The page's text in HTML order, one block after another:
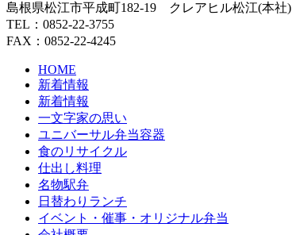
島根県松江市平成町182-19 クレアヒル松江(本社)
TEL：0852-22-3755
FAX：0852-22-4245
HOME
新着情報
新着情報
一文字家の思い
ユニバーサル弁当容器
食のリサイクル
仕出し料理
名物駅弁
日替わりランチ
イベント・催事・オリジナル弁当